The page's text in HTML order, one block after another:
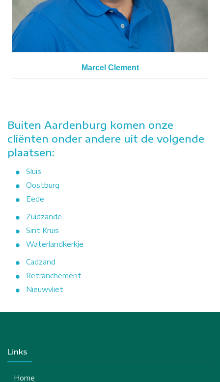
Marcel Clement
Buiten Aardenburg komen onze
cliënten onder andere uit de volgende
plaatsen:
Sluis
Oostburg
Eede
Zuidzande
Sint Kruis
Waterlandkerkje
Cadzand
Retranchement
Nieuwvliet
Links
Home